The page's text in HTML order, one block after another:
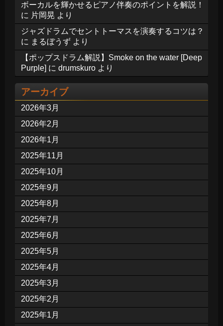
ボーカルを輝かせるピアノ伴奏のポイントを解説！
に 片岡晃 より
ジャズドラムでセントトーマスを演奏するコツは？
に まるぼうず より
【ポップスドラム解説】Smoke on the water [Deep
Purple] に drumskuro より
アーカイブ
2026年3月
2026年2月
2026年1月
2025年11月
2025年10月
2025年9月
2025年8月
2025年7月
2025年6月
2025年5月
2025年4月
2025年3月
2025年2月
2025年1月